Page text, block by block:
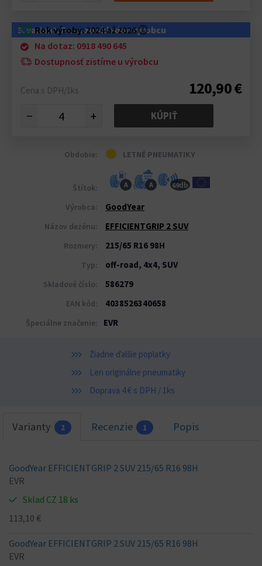
3. variant: Pneu zo skladov výrobcu
Rok výroby:2024 až 2026ⓘ
Na dotaz: 0918 490 645
Dostupnosť zistíme u výrobcu
Cena s DPH/1ks 120,90 €
− + KÚPIŤ
Obdobie: LETNÉ PNEUMATIKY
Štítok: A A 69db
Výrobca: GoodYear
Názov dezénu: EFFICIENTGRIP 2 SUV
Rozmery: 215/65 R16 98H
Typ: off-road, 4x4, SUV
Skladové číslo: 586279
EAN kód: 4038526340658
Špeciálne značenie: EVR
Žiadne ďalšie poplatky
Len originálne pneumatiky
Doprava 4 € s DPH / 1ks
Varianty 2 Recenzie 1 Popis
GoodYear EFFICIENTGRIP 2 SUV 215/65 R16 98H
EVR
Sklad CZ 18 ks
113,10 €
GoodYear EFFICIENTGRIP 2 SUV 215/65 R16 98H
EVR